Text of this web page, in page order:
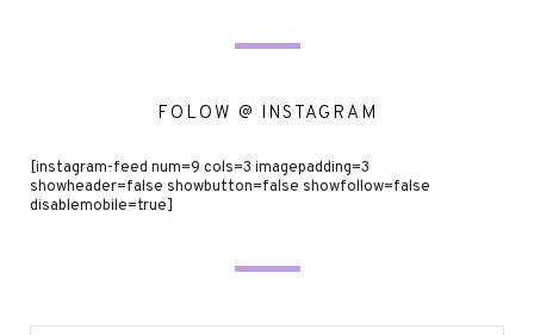
FOLOW @ INSTAGRAM
[instagram-feed num=9 cols=3 imagepadding=3
showheader=false showbutton=false showfollow=false
disablemobile=true]